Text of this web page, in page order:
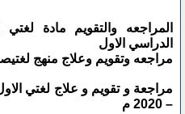
المراجعه والتقويم مادة
الدراسي الاول
مراجعه وتقويم وعلاج منهج
– 2020 م